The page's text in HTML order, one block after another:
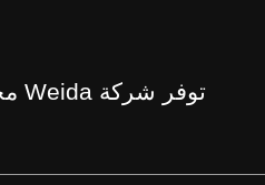
توفر شركة Weida مجموعة متنوعة من الأنماط، المواد، الأحجام للصناديق والأكياس الورقية المخصصة.